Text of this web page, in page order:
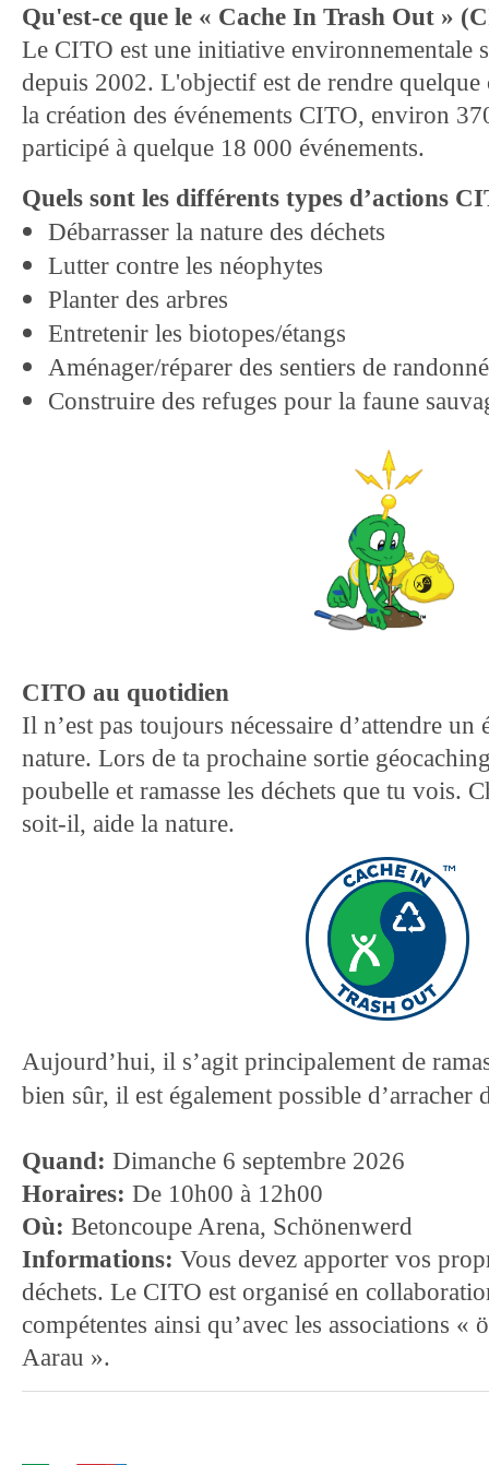
Qu'est-ce que le « Cache In Trash Out »
Le CITO est une initiative environnementale
depuis 2002. L'objectif est de rendre quelque
la création des événements CITO, environ
participé à quelque 18 000 événements.
Quels sont les différents types d’actions
Débarrasser la nature des déchets
Lutter contre les néophytes
Planter des arbres
Entretenir les biotopes/étangs
Aménager/réparer des sentiers de
Construire des refuges pour la faune
CITO au quotidien
Il n’est pas toujours nécessaire d’attendre
nature. Lors de ta prochaine sortie
poubelle et ramasse les déchets que tu vois.
soit-il, aide la nature.
Aujourd’hui, il s’agit principalement de
bien sûr, il est également possible d’arracher
Quand: Dimanche 6 septembre 2026
Horaires: De 10h00 à 12h00
Où: Betoncoupe Arena, Schönenwerd
Informations: Vous devez apporter vos
déchets. Le CITO est organisé en
compétentes ainsi qu’avec les associations «
Aarau ».